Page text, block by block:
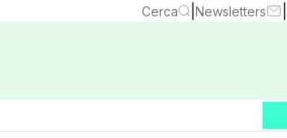
Cerca Newsletters